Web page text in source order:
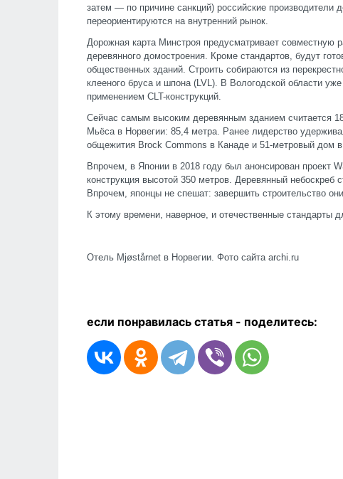
затем — по причине санкций) российские производители
переориентируются на внутренний рынок.
Дорожная карта Минстроя предусматривает совместную
деревянного домостроения. Кроме стандартов, будут
общественных зданий. Строить собираются из
клееного бруса и шпона (LVL). В Вологодской области
применением CLT-конструкций.
Сейчас самым высоким деревянным зданием считается
Мьёса в Норвегии: 85,4 метра. Ранее лидерство
общежития Brock Commons в Канаде и 51-метровый дом в
Впрочем, в Японии в 2018 году был анонсирован проект
конструкция высотой 350 метров. Деревянный небоскреб
Впрочем, японцы не спешат: завершить строительство
К этому времени, наверное, и отечественные стандарты
Отель Mjøstårnet в Норвегии. Фото сайта archi.ru
если понравилась статья - поделитесь: